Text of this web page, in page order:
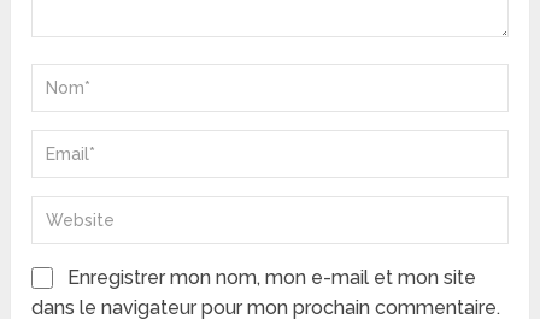
Enregistrer mon nom, mon e-mail et mon site
dans le navigateur pour mon prochain commentaire.